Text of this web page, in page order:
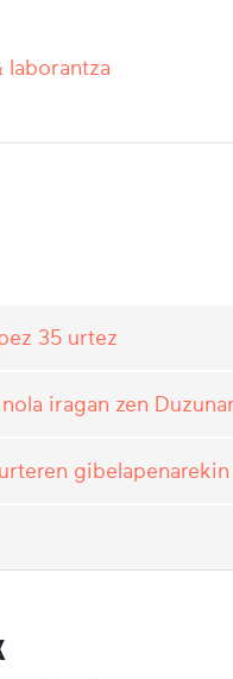
laborantza
35 urtez
iragan zen
gibelapenarekin